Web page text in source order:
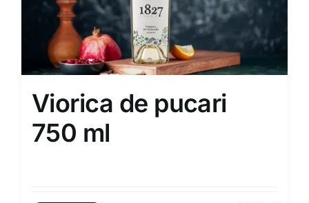
Viorica de pucari
750 ml